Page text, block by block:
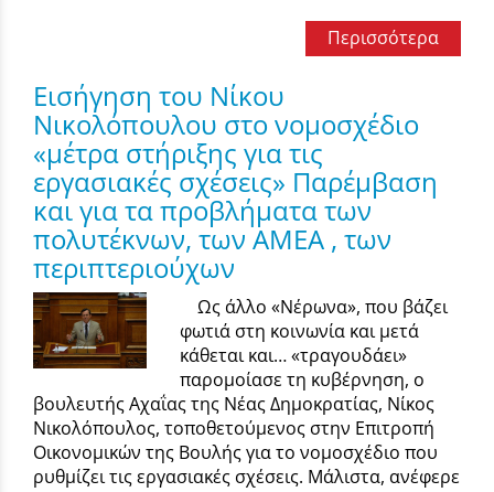
Περισσότερα
Εισήγηση του Νίκου
Νικολόπουλου στο νομοσχέδιο
«μέτρα στήριξης για τις
εργασιακές σχέσεις» Παρέμβαση
και για τα προβλήματα των
πολυτέκνων, των ΑMΕΑ , των
περιπτεριούχων
Ως άλλο «Νέρωνα», που βάζει
φωτιά στη κοινωνία και μετά
κάθεται και… «τραγουδάει»
παρομοίασε τη κυβέρνηση, ο
βουλευτής Αχαΐας της Νέας Δημοκρατίας, Νίκος
Νικολόπουλος, τοποθετούμενος στην Επιτροπή
Οικονομικών της Βουλής για το νομοσχέδιο που
ρυθμίζει τις εργασιακές σχέσεις. Μάλιστα, ανέφερε